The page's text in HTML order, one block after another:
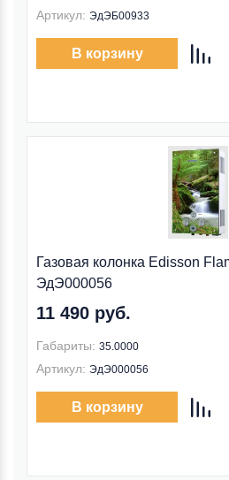
Артикул: ЭдЭБ00933
В корзину
Газовая колонка Edisson
ЭдЭ000056
11 490 руб.
Габариты: 35.0000
Артикул: ЭдЭ000056
В корзину